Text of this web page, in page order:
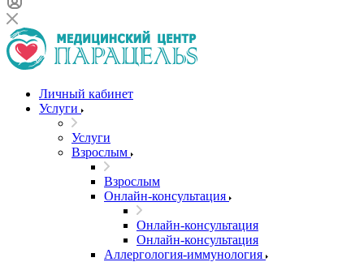
Личный кабинет
Услуги
Услуги
Взрослым
Взрослым
Онлайн-консультация
Онлайн-консультация
Онлайн-консультация
Аллергология-иммунология